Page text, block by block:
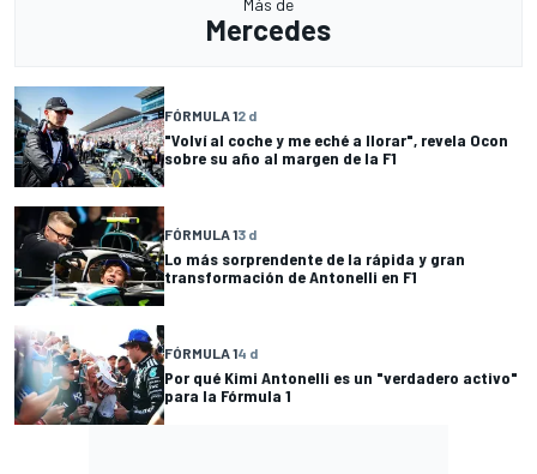
Más de
Mercedes
FÓRMULA 12 d
"Volví al coche y me eché a llorar", revela Ocon
sobre su año al margen de la F1
FÓRMULA 13 d
Lo más sorprendente de la rápida y gran
transformación de Antonelli en F1
FÓRMULA 14 d
Por qué Kimi Antonelli es un "verdadero activo"
para la Fórmula 1